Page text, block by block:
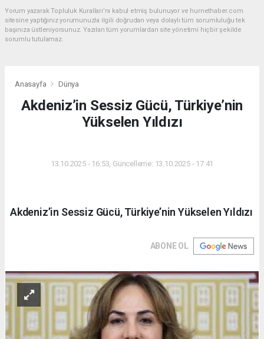
Yorum yazarak Topluluk Kuralları’nı kabul etmiş bulunuyor ve hurnethaber.com
sitesine yaptığınız yorumunuzla ilgili doğrudan veya dolaylı tüm sorumluluğu tek
başınıza üstleniyorsunuz. Yazılan tüm yorumlardan site yönetimi hiçbir şekilde
sorumlu tutulamaz.
Anasayfa Dünya
Akdeniz’in Sessiz Gücü, Türkiye’nin
Yükselen Yıldızı
13.10.2025 - 16:53, Güncelleme: 13.10.2025 - 17:41
Akdeniz’in Sessiz Gücü, Türkiye’nin Yükselen Yıldızı
ABONE OL